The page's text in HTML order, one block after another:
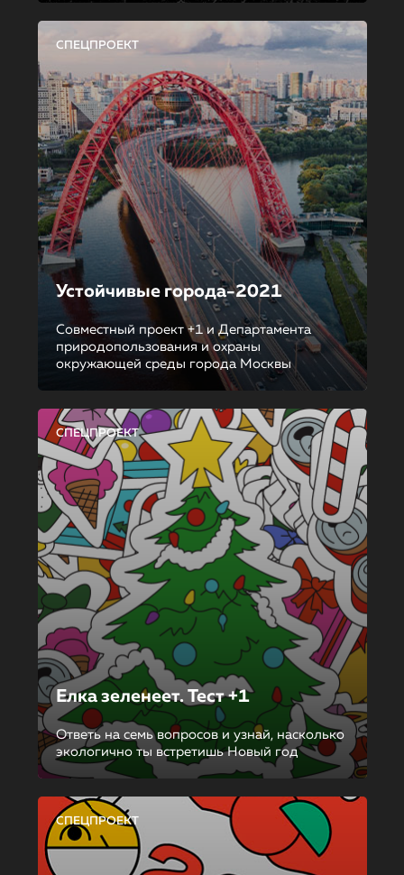
СПЕЦПРОЕКТ
Устойчивые города-2021
Совместный проект +1 и Департамента
природопользования и охраны
окружающей среды города Москвы
СПЕЦПРОЕКТ
Елка зеленеет. Тест +1
Ответь на семь вопросов и узнай, насколько
экологично ты встретишь Новый год
СПЕЦПРОЕКТ